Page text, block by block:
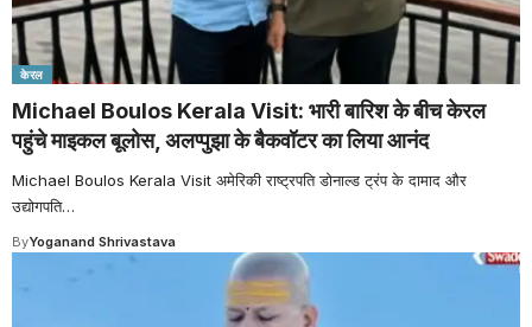
केरल
Michael Boulos Kerala Visit: भारी बारिश के बीच केरल
पहुंचे माइकल बूलोस, अलप्पुझा के बैकवॉटर का लिया आनंद
Michael Boulos Kerala Visit अमेरिकी राष्ट्रपति डोनाल्ड ट्रंप के दामाद और
उद्योगपति…
ByYoganand Shrivastava